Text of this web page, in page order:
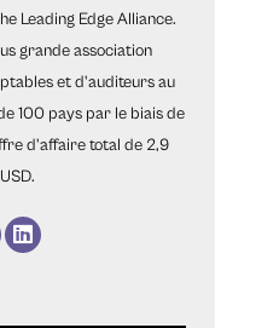
Leading Edge Alliance.
grande association
et d'auditeurs au
100 pays par le biais de
d'affaire total de 2,9